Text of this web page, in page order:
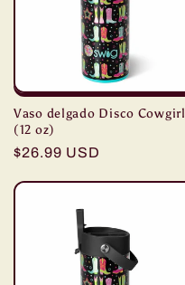
Vaso delgado Disco Cowgirl
(12 oz)
Precio
$26.99 USD